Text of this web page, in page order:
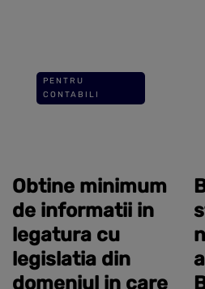
PENTRU
CONTABILI
Obtine minimum
de informatii in
legatura cu
legislatia din
domeniul in care